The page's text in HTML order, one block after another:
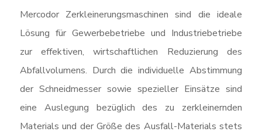
Mercodor Zerkleinerungsmaschinen sind die ideale
Lösung für Gewerbebetriebe und Industriebetriebe
zur effektiven, wirtschaftlichen Reduzierung des
Abfallvolumens. Durch die individuelle Abstimmung
der Schneidmesser sowie spezieller Einsätze sind
eine Auslegung bezüglich des zu zerkleinernden
Materials und der Größe des Ausfall-Materials stets